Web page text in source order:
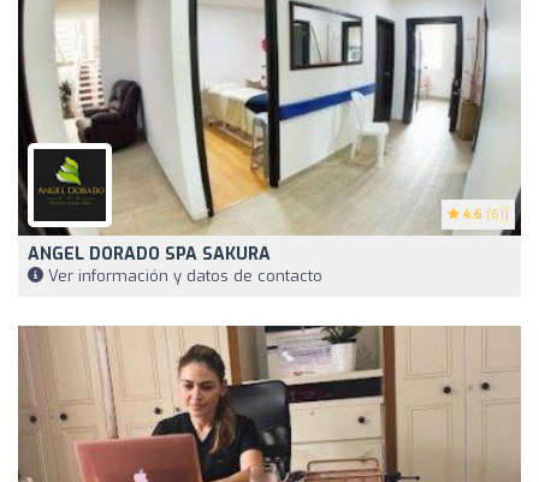
4.6 (61)
ANGEL DORADO SPA SAKURA
Ver información y datos de contacto